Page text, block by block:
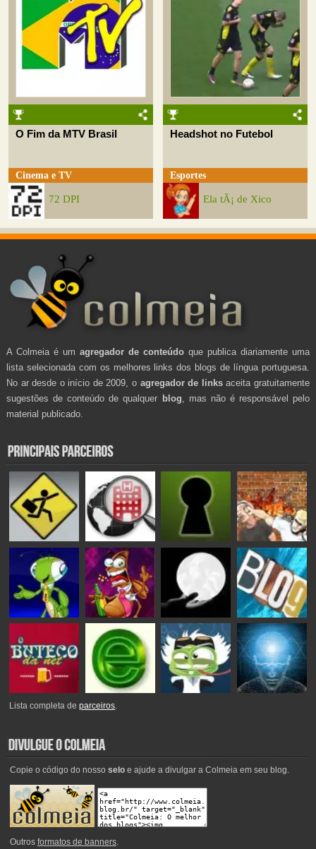
O Fim da MTV Brasil
Cinema e TV
72 DPI
Headshot no Futebol
Esportes
Ela tÃ¡ de Xico
A Colmeia é um agregador de conteúdo que publica diariamente uma
lista selecionada com os melhores links dos blogs de língua portuguesa.
No ar desde o início de 2009, o agregador de linksaceita gratuitamente
sugestões de conteúdo de qualquer blog , mas não é responsável pelo
material publicado.
Lista completa deparceiros.
Copie o código do nosso seloe ajude a divulgar a Colmeia em seu blog.
Outros formatos de banners.